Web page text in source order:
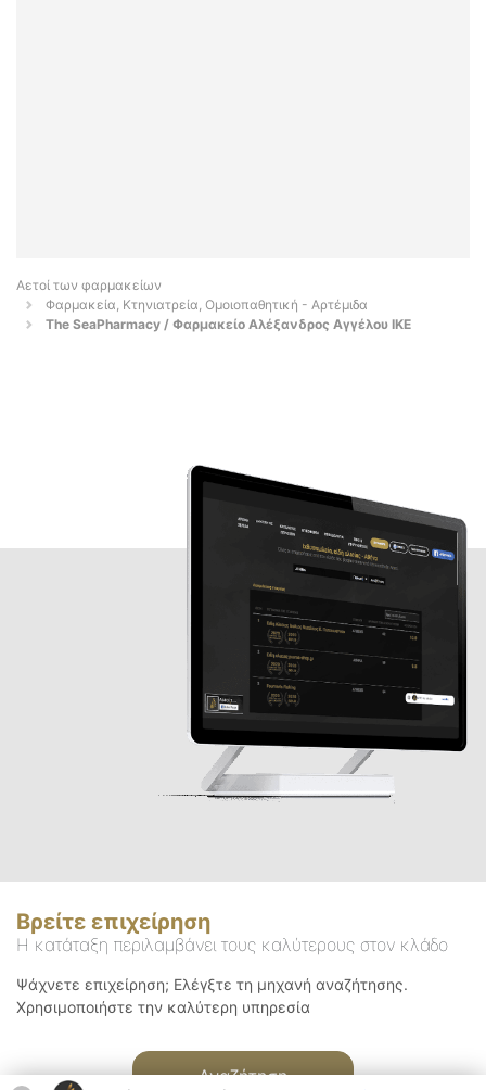
Αετοί των φαρμακείων
Φαρμακεία, Κτηνιατρεία, Ομοιοπαθητική - Αρτέμιδα
The SeaPharmacy / Φαρμακείο Αλέξανδρος Αγγέλου ΙΚΕ
Βρείτε επιχείρηση
Η κατάταξη περιλαμβάνει τους καλύτερους στον κλάδο
Ψάχνετε επιχείρηση; Ελέγξτε τη μηχανή αναζήτησης.
Χρησιμοποιήστε την καλύτερη υπηρεσία
Αναζήτηση